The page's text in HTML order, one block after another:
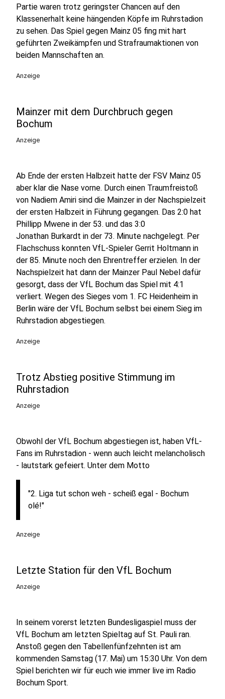
Partie waren trotz geringster Chancen auf den
Klassenerhalt keine hängenden Köpfe im Ruhrstadion
zu sehen. Das Spiel gegen Mainz 05 fing mit hart
geführten Zweikämpfen und Strafraumaktionen von
beiden Mannschaften an.
Anzeige
Mainzer mit dem Durchbruch gegen
Bochum
Anzeige
Ab Ende der ersten Halbzeit hatte der FSV Mainz 05
aber klar die Nase vorne. Durch einen Traumfreistoß
von Nadiem Amiri sind die Mainzer in der Nachspielzeit
der ersten Halbzeit in Führung gegangen. Das 2:0 hat
Phillipp Mwene in der 53. und das 3:0
Jonathan Burkardt in der 73. Minute nachgelegt. Per
Flachschuss konnten VfL-Spieler Gerrit Holtmann in
der 85. Minute noch den Ehrentreffer erzielen. In der
Nachspielzeit hat dann der Mainzer Paul Nebel dafür
gesorgt, dass der VfL Bochum das Spiel mit 4:1
verliert. Wegen des Sieges vom 1. FC Heidenheim in
Berlin wäre der VfL Bochum selbst bei einem Sieg im
Ruhrstadion abgestiegen.
Anzeige
Trotz Abstieg positive Stimmung im
Ruhrstadion
Anzeige
Obwohl der VfL Bochum abgestiegen ist, haben VfL-
Fans im Ruhrstadion - wenn auch leicht melancholisch
- lautstark gefeiert. Unter dem Motto
"2. Liga tut schon weh - scheiß egal - Bochum
olé!"
Anzeige
Letzte Station für den VfL Bochum
Anzeige
In seinem vorerst letzten Bundesligaspiel muss der
VfL Bochum am letzten Spieltag auf St. Pauli ran.
Anstoß gegen den Tabellenfünfzehnten ist am
kommenden Samstag (17. Mai) um 15:30 Uhr. Von dem
Spiel berichten wir für euch wie immer live im Radio
Bochum Sport.